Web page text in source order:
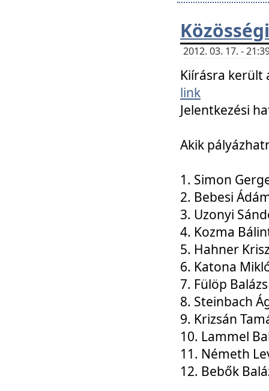
2012. 03. 17. -
Kiírásra került
link
Jelentkezési
Akik
1. Simon
2. Bebesi
3. Uzonyi
4. Kozma
5. Hahner
6. Katona
7. Fülöp Balázs
8. Steinbach
9. Krizsán
10. Lammel
11. Németh
12. Bebők